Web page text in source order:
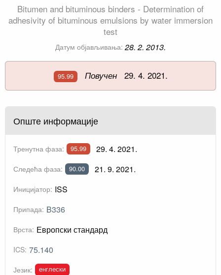
Bitumen and bituminous binders - Determination of
adhesivity of bituminous emulsions by water immersion
test
Датум објављивања: 28. 2. 2013.
95.99 Повучен29. 4. 2021.
Опште информације
Тренутна фаза: 95.99 29. 4. 2021.
Следећа фаза: 90.00 21. 9. 2021.
Иницијатор: ISS
Припада: B336
Врста: Европски стандард
ICS: 75.140
Језик: енглески